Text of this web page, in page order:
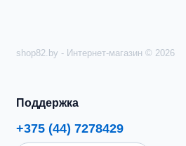
shop82.by - Интернет-магазин © 2026
Поддержка
+375 (44) 7278429